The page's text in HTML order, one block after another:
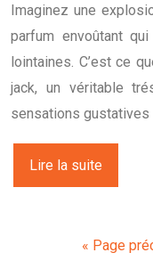
Imaginez une
parfum envoûtant
lointaines. C’est ce
jack, un véritable
sensations gustatives
Lire la suite
« Page